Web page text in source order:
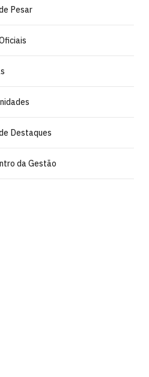
Pesar
Destaques
da Gestão